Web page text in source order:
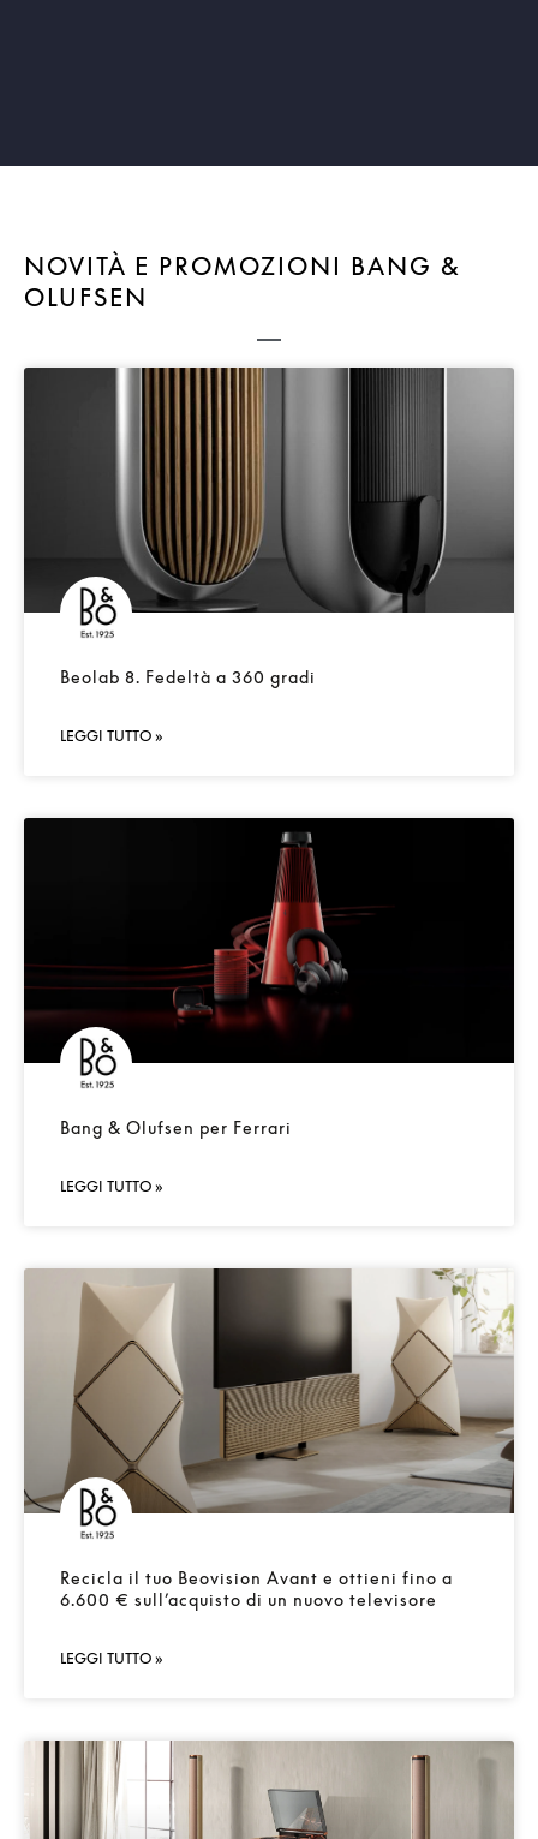
NOVITÀ E PROMOZIONI BANG &
OLUFSEN
Beolab 8. Fedeltà a 360 gradi
LEGGI TUTTO »
Bang & Olufsen per Ferrari
LEGGI TUTTO »
Recicla il tuo Beovision Avant e ottieni fino a
6.600 € sull’acquisto di un nuovo televisore
LEGGI TUTTO »